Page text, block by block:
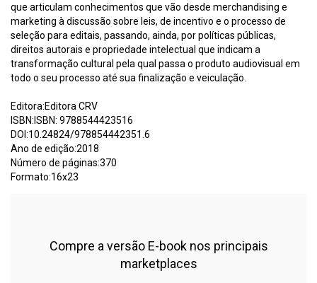
que articulam conhecimentos que vão desde merchandising e
marketing à discussão sobre leis, de incentivo e o processo de
seleção para editais, passando, ainda, por políticas públicas,
direitos autorais e propriedade intelectual que indicam a
transformação cultural pela qual passa o produto audiovisual em
todo o seu processo até sua finalização e veiculação.
Editora:Editora CRV
ISBN:ISBN: 9788544423516
DOI:10.24824/978854442351.6
Ano de edição:2018
Número de páginas:370
Formato:16x23
Compre a versão E-book nos principais
marketplaces